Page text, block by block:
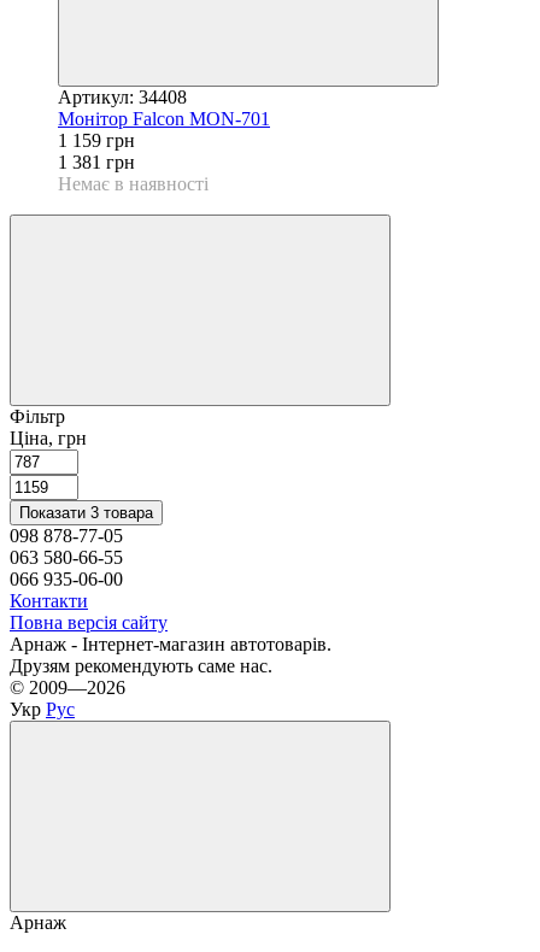
Артикул: 34408
Монітор Falcon MON-701
1 159 грн
1 381 грн
Немає в наявності
Фільтр
Ціна, грн
Показати 3 товара
098 878-77-05
063 580-66-55
066 935-06-00
Контакти
Повна версія сайту
Арнаж - Інтернет-магазин автотоварів.
Друзям рекомендують саме нас.
© 2009—2026
Укр Рус
Арнаж